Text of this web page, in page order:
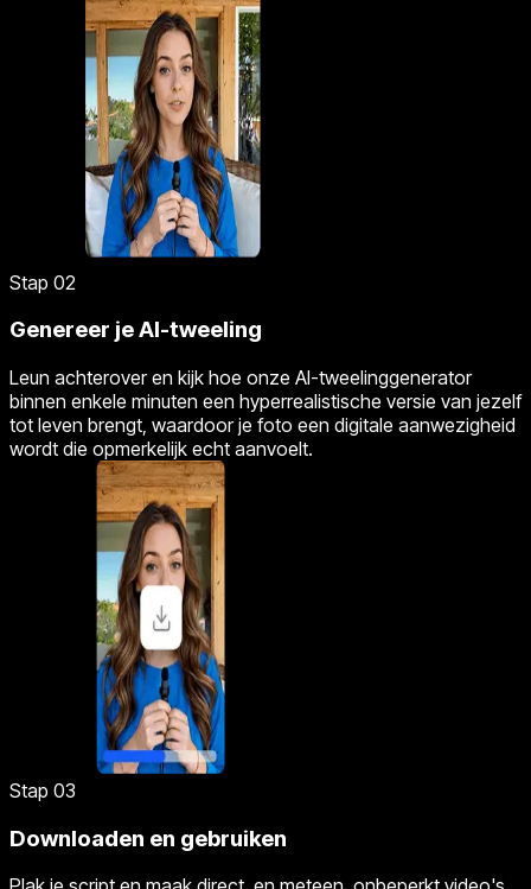
Stap 02
Genereer je AI-tweeling
Leun achterover en kijk hoe onze AI-tweelinggenerator
binnen enkele minuten een hyperrealistische versie van jezelf
tot leven brengt, waardoor je foto een digitale aanwezigheid
wordt die opmerkelijk echt aanvoelt.
Stap 03
Downloaden en gebruiken